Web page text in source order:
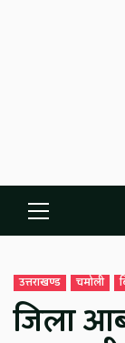
Primary
Menu
उत्तराखण्ड चमोली
जिला